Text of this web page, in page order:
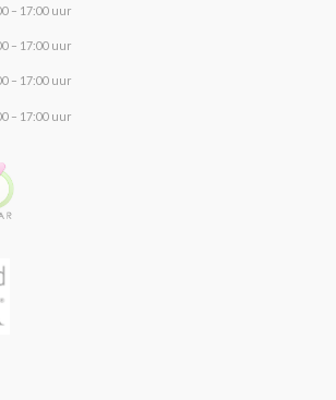
– 17:00 uur
– 17:00 uur
– 17:00 uur
– 17:00 uur